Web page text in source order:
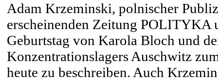
Adam Krzeminski, polnischer
erscheinenden Zeitung POLITYKA
Geburtstag von Karola Bloch und
Konzentrationslagers Auschwitz
heute zu beschreiben. Auch